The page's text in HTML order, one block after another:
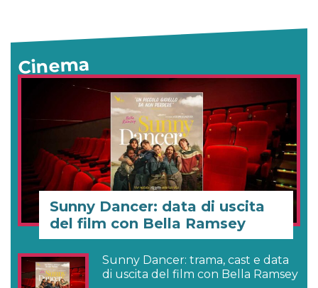
Cinema
Sunny Dancer: data di uscita
del film con Bella Ramsey
Sunny Dancer: trama, cast e data
di uscita del film con Bella Ramsey